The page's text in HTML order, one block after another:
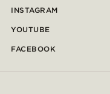
INSTAGRAM
YOUTUBE
FACEBOOK